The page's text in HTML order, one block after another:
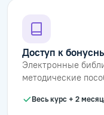
Доступ к
Электронные
методические
Весь курс + 2